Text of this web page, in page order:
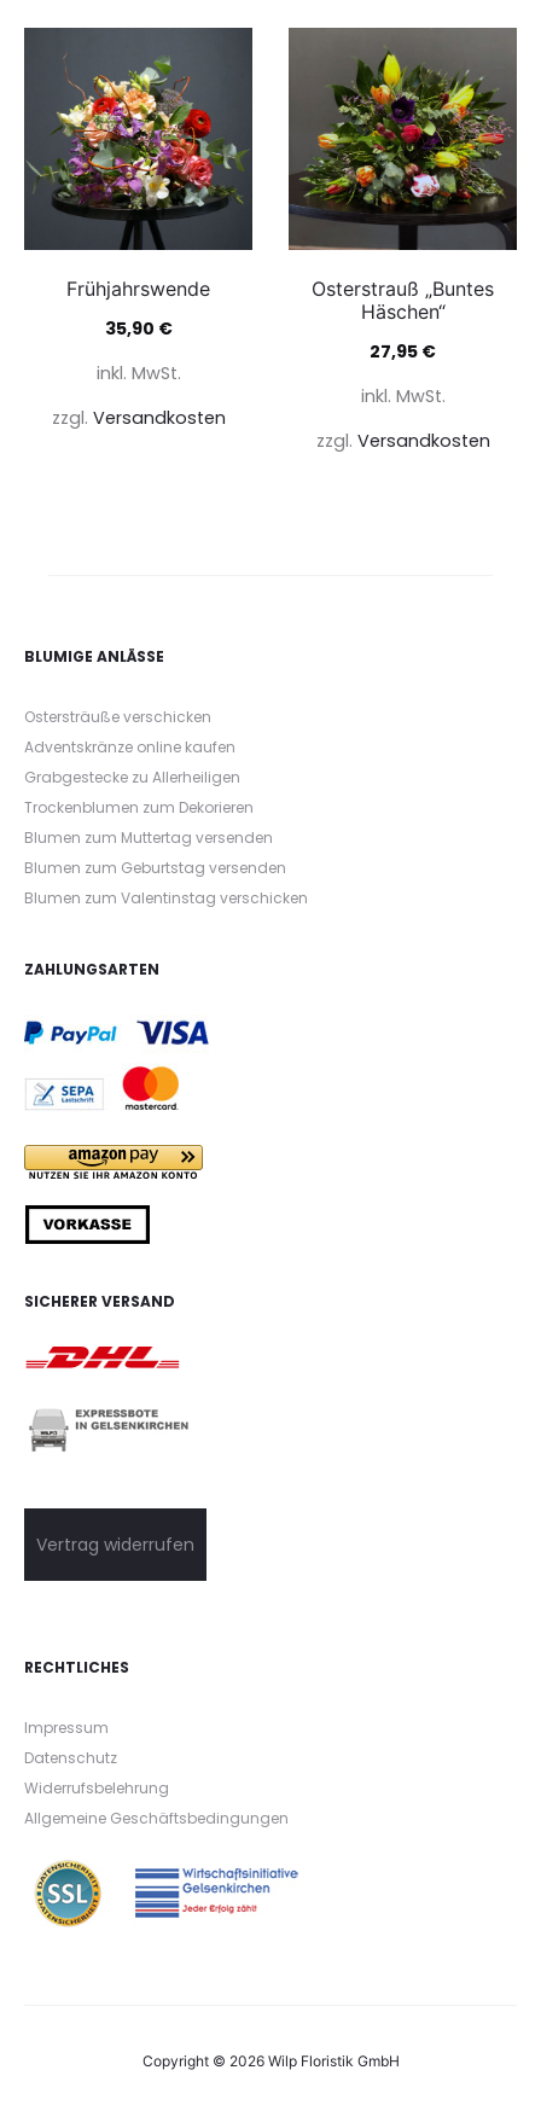
Frühjahrswende
35,90 €
inkl. MwSt.
zzgl. Versandkosten
Osterstrauß „Buntes
Häschen“
27,95 €
inkl. MwSt.
zzgl. Versandkosten
BLUMIGE ANLÄSSE
Ostersträuße verschicken
Adventskränze online kaufen
Grabgestecke zu Allerheiligen
Trockenblumen zum Dekorieren
Blumen zum Muttertag versenden
Blumen zum Geburtstag versenden
Blumen zum Valentinstag verschicken
ZAHLUNGSARTEN
SICHERER VERSAND
Vertrag widerrufen
RECHTLICHES
Impressum
Datenschutz
Widerrufsbelehrung
Allgemeine Geschäftsbedingungen
Copyright © 2026 Wilp Floristik GmbH